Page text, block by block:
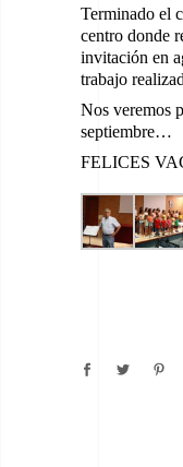
Terminado el
centro donde
invitación en
trabajo
Nos veremos
septiembre…
FELICES